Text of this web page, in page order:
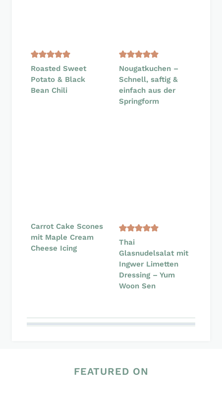
Roasted Sweet
Potato & Black
Bean Chili
Nougatkuchen –
Schnell, saftig &
einfach aus der
Springform
Carrot Cake Scones
mit Maple Cream
Cheese Icing
Thai
Glasnudelsalat mit
Ingwer Limetten
Dressing – Yum
Woon Sen
FEATURED ON